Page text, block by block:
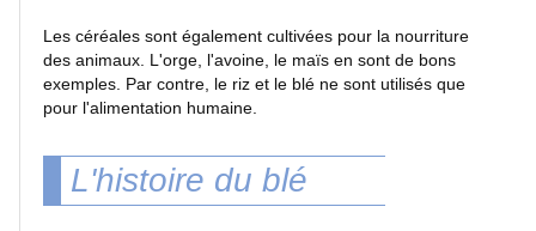
TAG
Les céréales sont également cultivées pour la nourriture
des animaux. L'orge, l'avoine, le maïs en sont de bons
exemples. Par contre, le riz et le blé ne sont utilisés que
pour l'alimentation humaine.
L'histoire du blé